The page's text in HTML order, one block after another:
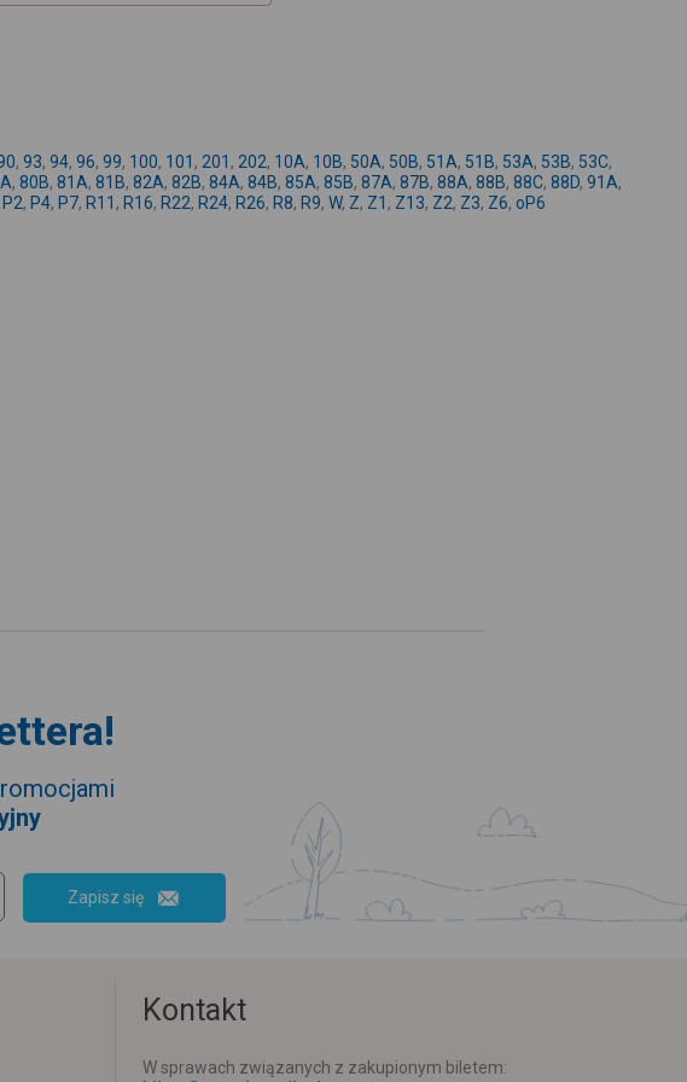
, 93, 94, 96, 99, 100, 101 , 201 , 202, 10A, 10B, 50A, 50B, 51A, 51B, 53A, 53B, 53C,
, 80B, 81A, 81B, 82A, 82B, 84A, 84B, 85A, 85B, 87A, 87B, 88A, 88B, 88C, 88D, 91A,
P2, P4, P7, R11 , R16, R22, R24, R26, R8, R9, W, Z, Z1 , Z13, Z2, Z3, Z6, oP6
Zapisz się
Kontakt
W sprawach związanych z zakupionym biletem: